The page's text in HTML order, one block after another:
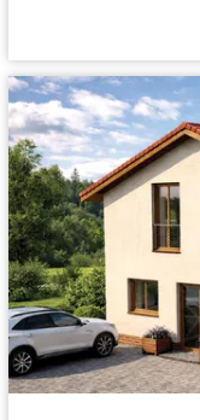
Dispozice:
Užitná plocha: